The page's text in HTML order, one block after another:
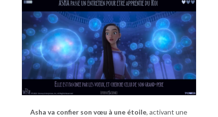
Asha va confier son vœu à une étoile, activant une